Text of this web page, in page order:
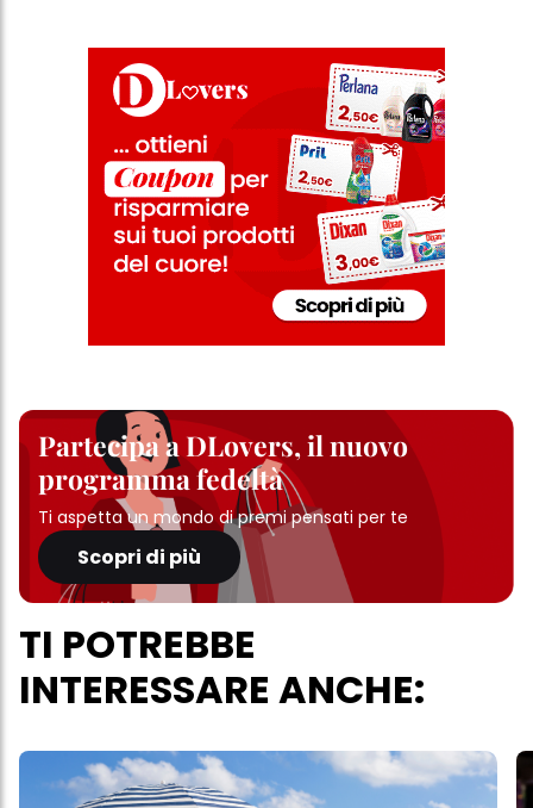
Partecipa a DLovers, il nuovo
programma fedeltà
Ti aspetta un mondo di premi pensati per te
Scopri di più
TI POTREBBE
INTERESSARE ANCHE: